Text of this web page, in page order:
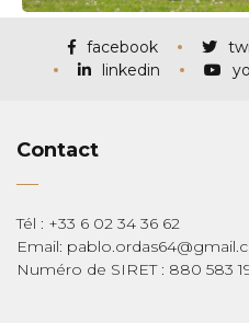
facebook
linkedin
Contact
Tél : +33 6 02 34 36 62
Email:
Numéro de SIRET : 880 583